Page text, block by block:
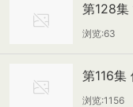
第128集
浏览:63
第116集
浏览:1156